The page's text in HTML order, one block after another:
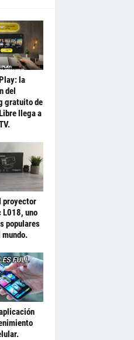
la
del
gratuito de
llega a
proyector
L018, uno
populares
mundo.